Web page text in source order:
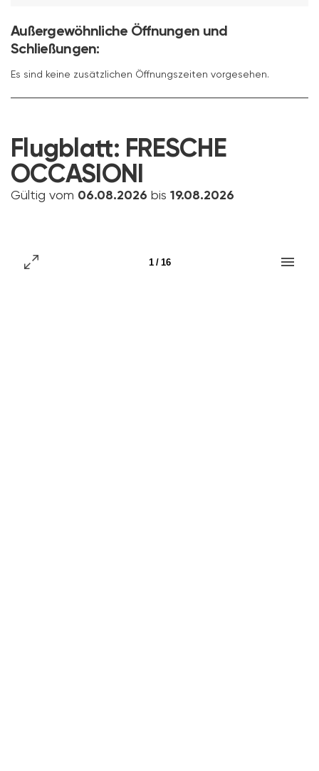
Außergewöhnliche Öffnungen und
Schließungen:
Es sind keine zusätzlichen Öffnungszeiten vorgesehen.
Flugblatt: FRESCHE
OCCASIONI
Gültig vom 06.08.2026 bis 19.08.2026